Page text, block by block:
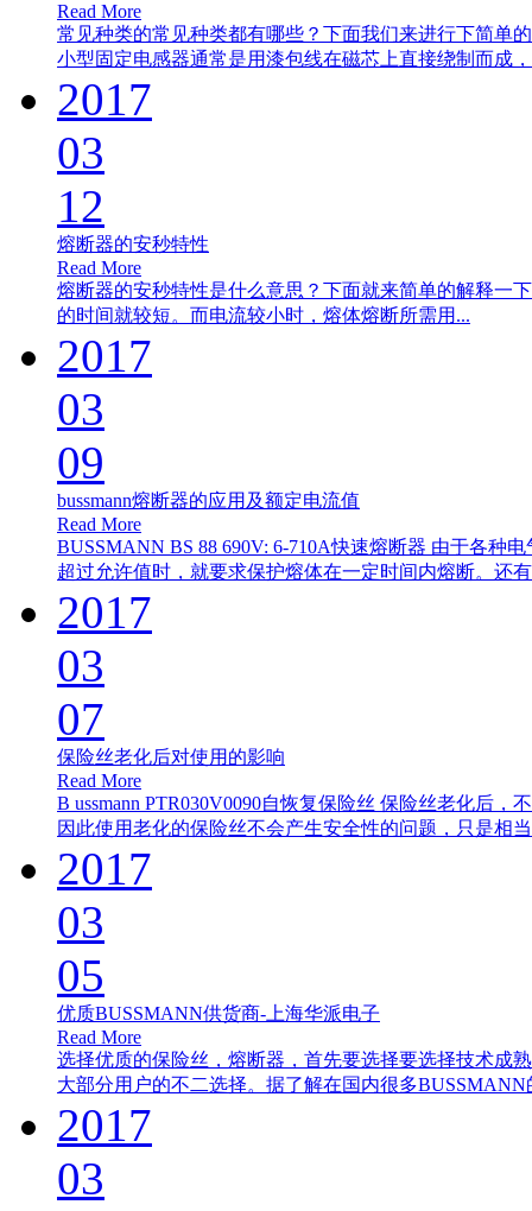
Read More
常见种类的常见种类都有哪些？下面我们来进行下简单
小型固定电感器通常是用漆包线在磁芯上直接绕制而成
2017
03
12
熔断器的安秒特性
Read More
熔断器的安秒特性是什么意思？下面就来简单的解释一
的时间就较短。而电流较小时，熔体熔断所需用...
2017
03
09
bussmann熔断器的应用及额定电流值
Read More
BUSSMANN BS 88 690V: 6-710A快速熔断器 由于各种
超过允许值时，就要求保护熔体在一定时间内熔断。还
2017
03
07
保险丝老化后对使用的影响
Read More
B ussmann PTR030V0090自恢复保险丝 保险丝老化后
因此使用老化的保险丝不会产生安全性的问题，只是相
2017
03
05
优质BUSSMANN供货商-上海华派电子
Read More
选择优质的保险丝，熔断器，首先要选择要选择技术成
大部分用户的不二选择。据了解在国内很多BUSSMANN
2017
03